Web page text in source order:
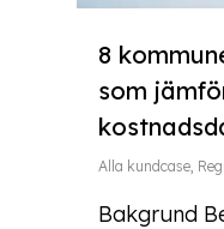
8
som
Alla kundcase
Bakgrund